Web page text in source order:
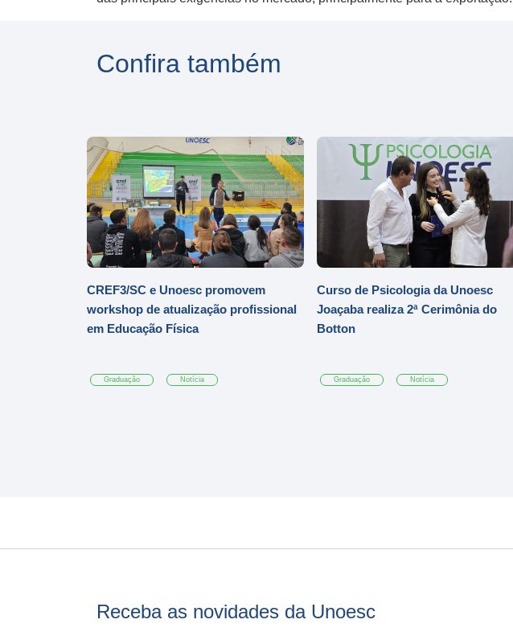
Confira também
CREF3/SC e Unoesc promovem
workshop de atualização profissional
em Educação Física
Graduação Notícia
Curso de Psicologia da Unoesc
Joaçaba realiza 2ª Cerimônia do
Botton
Graduação Notícia
Receba as novidades da Unoesc